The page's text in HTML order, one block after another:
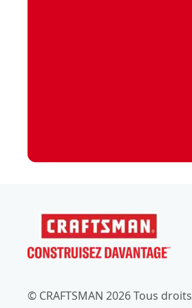
© CRAFTSMAN 2026 Tous